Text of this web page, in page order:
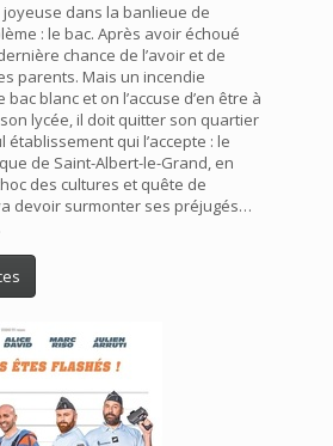
dans la banlieue de
: le bac. Après avoir échoué
chance de l’avoir et de
parents. Mais un incendie
blanc et on l’accuse d’en être à
lycée, il doit quitter son quartier
établissement qui l’accepte : le
de Saint-Albert-le-Grand, en
des cultures et quête de
devoir surmonter ses préjugés…